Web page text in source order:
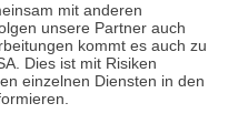
mit anderen
unsere Partner auch
kommt es auch zu
Dies ist mit Risiken
einzelnen Diensten in den
Browser